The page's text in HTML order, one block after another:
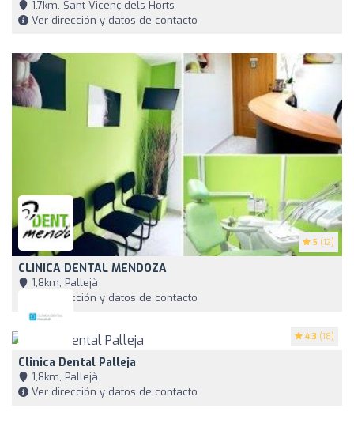
1,7km, Sant Vicenç dels Horts
Ver dirección y datos de contacto
5 (12)
CLINICA DENTAL MENDOZA
1,8km, Pallejà
Ver dirección y datos de contacto
4.3 (18)
Clinica Dental Palleja
1,8km, Pallejà
Ver dirección y datos de contacto